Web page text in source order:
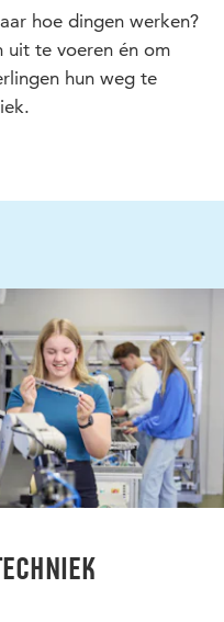
hoe dingen werken?
uit te voeren én om
hun weg te